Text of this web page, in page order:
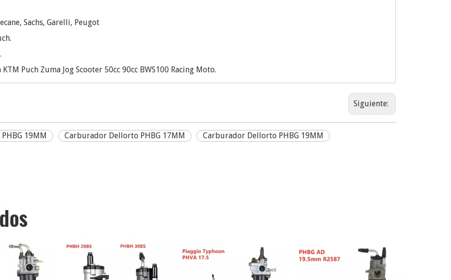
Sachs, Garelli, Peugot
Puch Zuma Jog Scooter 50cc 90cc BWS100 Racing Moto.
Siguiente:
19MM Carburador Dellorto PHBG 17MM
Carburador Dellorto PHBG 19MM